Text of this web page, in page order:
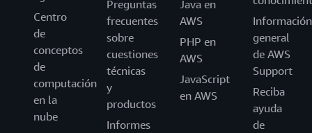
Centro
de
conceptos
de
computación
en la
nube
Preguntas
frecuentes
sobre
cuestiones
técnicas
y
productos
Informes
Java en
AWS
PHP en
AWS
JavaScript
en AWS
Información
general
de AWS
Support
Reciba
ayuda
de